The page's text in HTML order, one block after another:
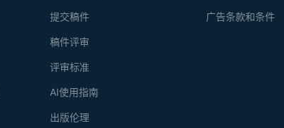
广告条款和条件
提交稿件
稿件评审
评审标准
AI使用指南
出版伦理